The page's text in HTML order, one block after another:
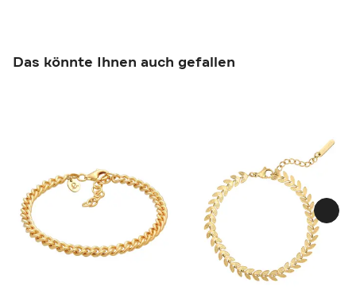
Das könnte Ihnen auch gefallen